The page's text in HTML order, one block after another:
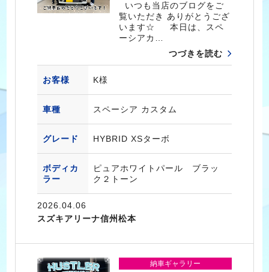
いつも当店のブログをご
覧いただき ありがとうござ
います☆ 本日は、スペ
ーシアカ…
つづきを読む
お客様 K様
車種 スペーシア カスタム
グレード HYBRID XSターボ
ボディカ
ラー
ピュアホワイトパール ブラッ
ク２トーン
2026.04.06
スズキアリーナ信州松本
納車ギャラリー